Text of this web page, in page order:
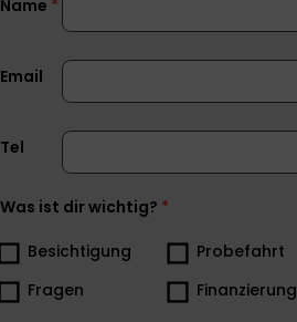
Name
Email
Tel
Was ist dir wichtig?
Besichtigung
Probefahrt
Fragen
Finanzierung